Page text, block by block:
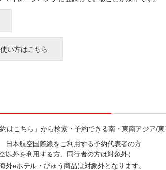
い方はこちら
はこちら」から検索・予約できる南・東南アジア/
本航空国際線をご利用する予約代表者の方
以外を利用する方、同行者の方は対象外）
外eホテル・びゅう商品は対象外となります。